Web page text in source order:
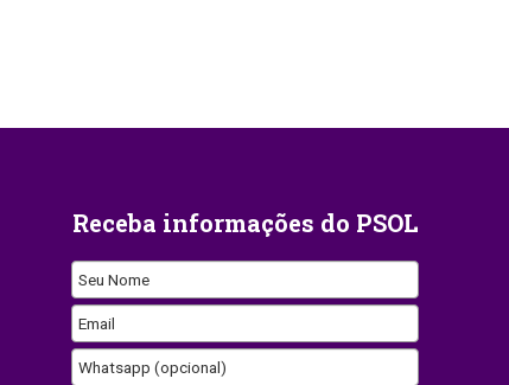
Receba informações do PSOL
Seu Nome
Email
Whatsapp (opcional)